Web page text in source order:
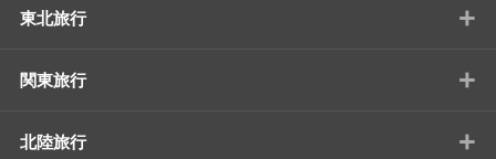
東北旅行 +
関東旅行 +
北陸旅行 +